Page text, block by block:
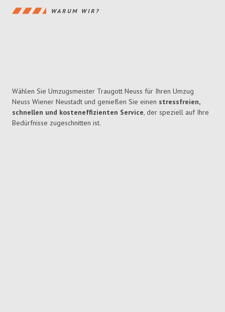
WARUM WIR?
Wählen Sie Umzugsmeister Traugott Neuss für Ihren Umzug
Neuss Wiener Neustadt und genießen Sie einen stressfreien,
schnellen und kosteneffizienten Service, der speziell auf Ihre
Bedürfnisse zugeschnitten ist.